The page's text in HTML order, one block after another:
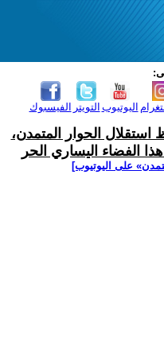
الفيسبوك التويتر اليوتيوب
استقلال الحوار المتمدن،
الفضاء اليساري الحر
على اليوتيوب]